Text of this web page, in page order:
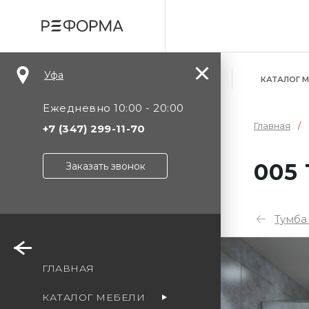
Уфа
Ежедневно 10:00 - 20:00
+7 (347) 299-11-70
Заказать звонок
ГЛАВНАЯ
КАТАЛОГ МЕБЕЛИ
КАТАЛОГ
Главная